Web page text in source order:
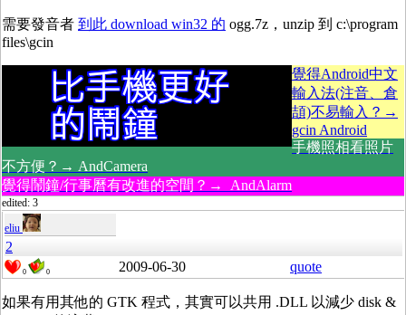
需要發音者 到此 download win32 的 ogg.7z，unzip 到 c:\program
files\gcin
覺得Android中文
輸入法(注音、倉
頡)不易輸入？→
gcin Android
手機照相看照片
不方便？→ AndCamera
覺得鬧鐘/行事曆有改進的空間？→ AndAlarm
edited: 3
eliu
2
0 0 2009-06-30 quote
如果有用其他的 GTK 程式，其實可以共用 .DLL 以減少 disk &